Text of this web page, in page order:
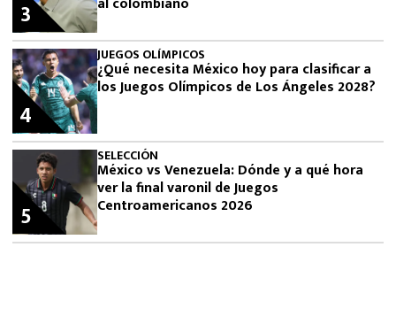
3
JUEGOS OLÍMPICOS
¿Qué necesita México hoy para clasificar a
los Juegos Olímpicos de Los Ángeles 2028?
4
SELECCIÓN
México vs Venezuela: Dónde y a qué hora
ver la final varonil de Juegos
Centroamericanos 2026
5